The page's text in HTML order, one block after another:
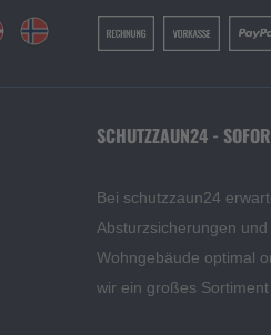
SCHUTZZAUN24 -
Bei schutzzaun24
Absturzsicherungen
Wohngebäude optimal
wir ein großes